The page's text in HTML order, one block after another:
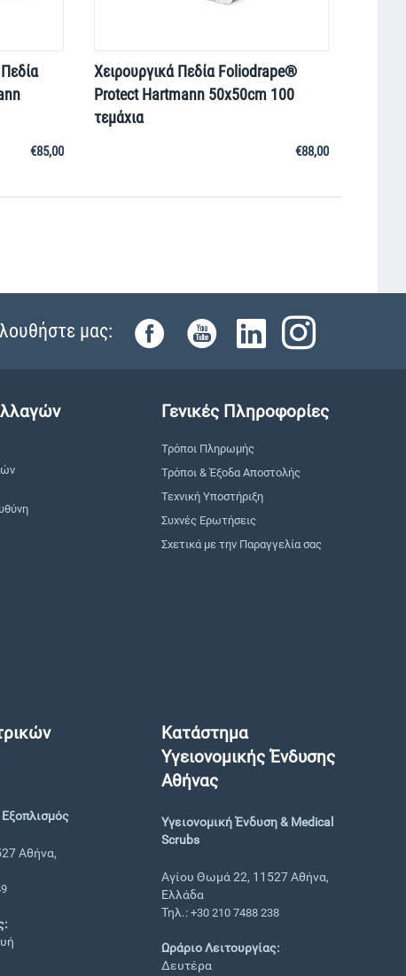
€85,00
Χειρουργικά Πεδία Foliodrape®
Protect Hartmann 50x50cm 100
τεμάχια
€88,00
μας:
Γενικές Πληροφορίες
Τρόποι Πληρωμής
Τρόποι & Έξοδα Αποστολής
Τεχνική Υποστήριξη
Συχνές Ερωτήσεις
Σχετικά με την Παραγγελία σας
Εξοπλισμός
Αθήνα,
Κατάστημα
Υγειονομικής Ένδυσης
Αθήνας
Υγειονομική Ένδυση & Medical
Scrubs
Αγίου Θωμά 22, 11527 Αθήνα,
Ελλάδα
Τηλ.: +30 210 7488 238
Ωράριο Λειτουργίας:
Δευτέρα